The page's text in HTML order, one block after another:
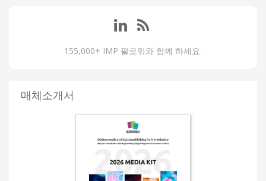
155,000+ IMP 팔로워와 함께 하세요.
매체소개서